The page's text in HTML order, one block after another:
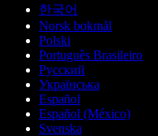
한국어
Norsk bokmål
Polski
Português Brasileiro
Русский
Українська
Español
Español (México)
Svenska